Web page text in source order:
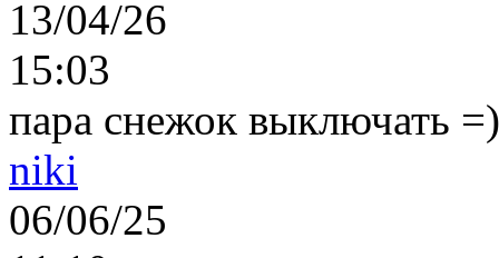
13/04/26
15:03
пара снежок выключать
niki
06/06/25